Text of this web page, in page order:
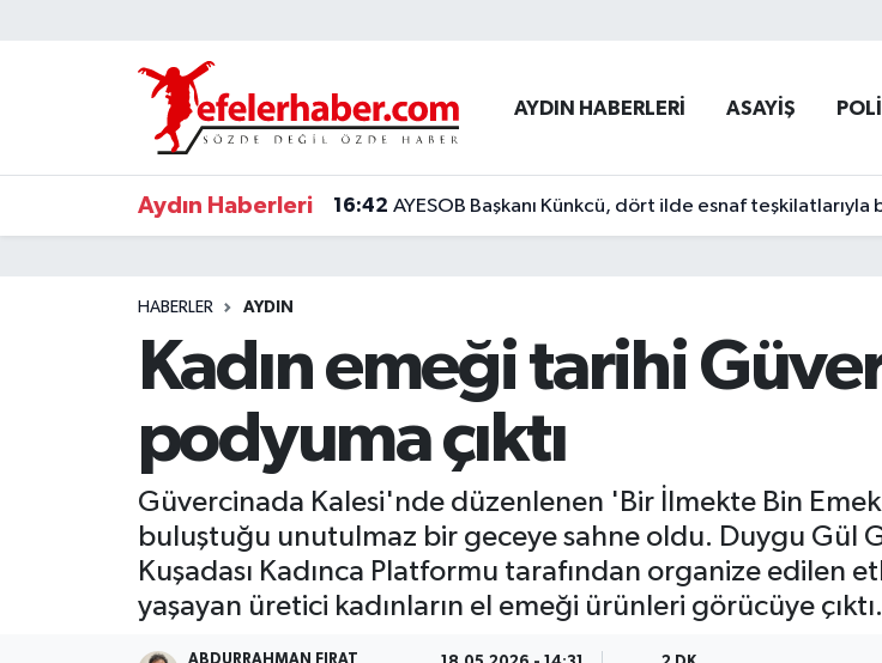
AYDIN HABERLERİ ASAYİŞ
Aydın Haberleri 16:42 AYESOB Başkanı Künkcü, dört ilde esnaf teşkilatlarıyla
HABERLER AYDIN
Kadın emeği tarihi
podyuma çıktı
Güvercinada Kalesi'nde düzenlenen 'Bir İlmekte Bin
buluştuğu unutulmaz bir geceye sahne oldu. Duygu Gül
Kuşadası Kadınca Platformu tarafından organize edilen
yaşayan üretici kadınların el emeği ürünleri görücüye çıktı.
ABDURRAHMAN FIRAT
Nöbetçi Eczaneler
Hava Durumu
Aydin Namaz Vakitleri
Tüm Manşetler
Son Dakika Haberleri
Haber Arşivi